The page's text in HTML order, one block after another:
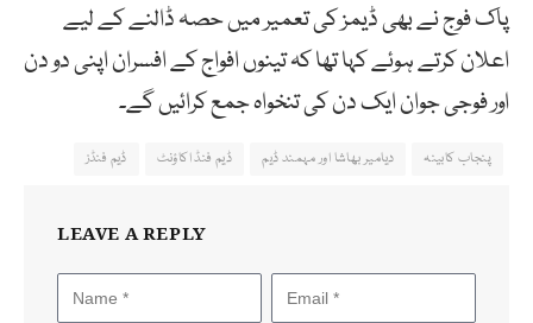
پاک فوج نے بھی ڈیمز کی تعمیر میں حصہ ڈالنے کے لیے
اعلان کرتے ہوئے کہا تھا کہ تینوں افواج کے افسران اپنی دو دن
اور فوجی جوان ایک دن کی تنخواہ جمع کرائیں گے۔
پنجاب کابینہ دیامیر بھاشا اور مہمند ڈیم ڈیم فنڈ اکاؤنٹ ڈیم فنڈز
LEAVE A REPLY